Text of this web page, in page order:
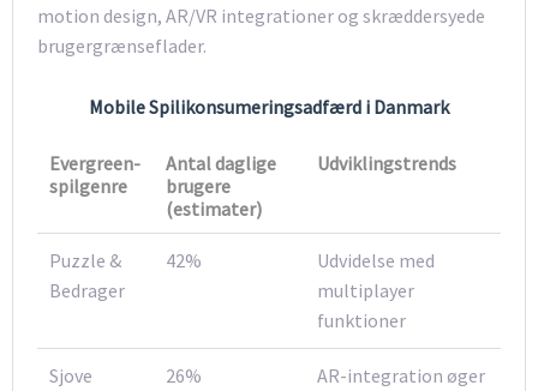
motion design, AR/VR integrationer og skræddersyede
brugergrænseflader.
Mobile Spilikonsumeringsadfærd i Danmark
Evergreen-
spilgenre
Antal daglige
brugere
(estimater)
Udviklingstrends
Puzzle &
Bedrager
42%
Udvidelse med
multiplayer
funktioner
Sjove
26%
AR-integration øger